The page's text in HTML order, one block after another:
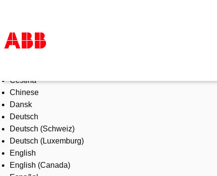
Products & Solutions
Industries
Services
About us
Where to buy
Contact us
Careers
Čeština
Chinese
Dansk
Deutsch
Deutsch (Schweiz)
Deutsch (Luxemburg)
English
English (Canada)